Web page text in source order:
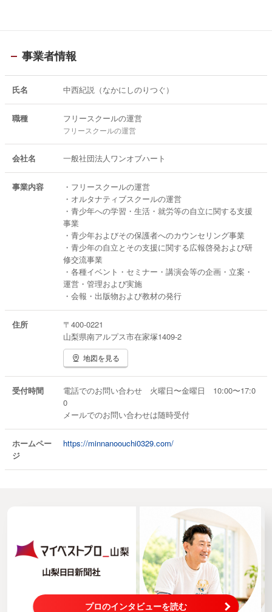
事業者情報
氏名 中西紀説（なかにしのりつぐ）
職種 フリースクールの運営
フリースクールの運営
会社名 一般社団法人ワンオブハート
事業内容
・フリースクールの運営
・オルタナティブスクールの運営
・青少年への学習・生活・就労等の自立に関する支援
事業
・青少年およびその保護者へのカウンセリング事業
・青少年の自立とその支援に関する広報啓発および研
修交流事業
・各種イベント・セミナー・講演会等の企画・立案・
運営・管理および実施
・会報・出版物および教材の発行
住所
〒400-0221
山梨県南アルプス市在家塚1409-2
地図を見る
受付時間
電話でのお問い合わせ 火曜日〜金曜日 10:00〜17:0
0
メールでのお問い合わせは随時受付
ホームペー
ジ
https://minnanoouchi0329.com/
プロのインタビューを読む